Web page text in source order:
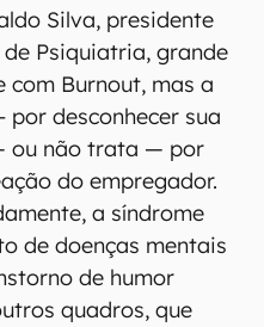
Silva, presidente
Psiquiatria, grande
Burnout, mas a
por desconhecer sua
ou não trata — por
do empregador.
a síndrome
de doenças mentais
de humor
quadros, que